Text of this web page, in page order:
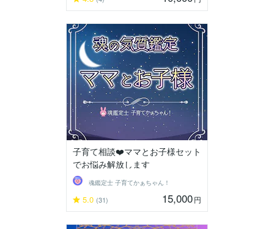
子育て相談❤️ママとお子様セット
でお悩み解放します
魂鑑定士 子育てかぁちゃん！
5.0 (31) 15,000円